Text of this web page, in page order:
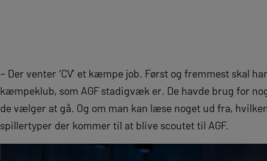
– Der venter ‘CV’ et kæmpe job. Først og fremmest skal
kæmpeklub, som AGF stadigvæk er. De havde brug for
de vælger at gå. Og om man kan læse noget ud fra,
spillertyper der kommer til at blive scoutet til AGF.